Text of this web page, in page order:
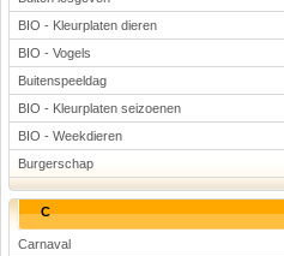
BIO - Kleurplaten dieren
BIO - Vogels
Buitenspeeldag
BIO - Kleurplaten seizoenen
BIO - Weekdieren
Burgerschap
C
Carnaval